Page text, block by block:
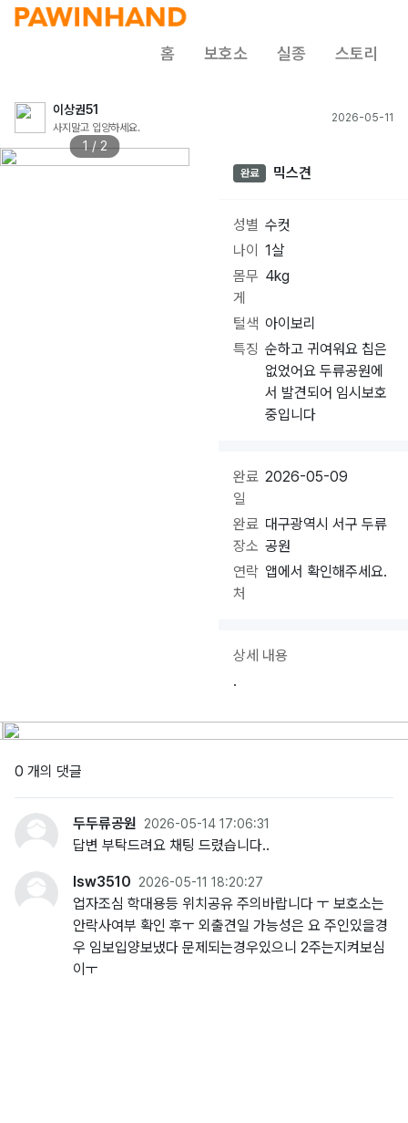
홈 보호소 실종 스토리
이상권51
사지말고 입양하세요.
2026-05-11
1 / 2
완료 믹스견
성별 수컷
나이
1살
몸무
게
4kg
털색 아이보리
특징 순하고 귀여워요 칩은
없었어요 두류공원에
서 발견되어 임시보호
중입니다
완료
일
2026-05-09
완료
장소
대구광역시 서구 두류
공원
연락
처
앱에서 확인해주세요.
상세 내용
.
0 개의 댓글
두두류공원 2026-05-14 17:06:31
답변 부탁드려요 채팅 드렸습니다..
lsw3510 2026-05-11 18:20:27
업자조심 학대용등 위치공유 주의바랍니다 ㅜ 보호소는
안락사여부 확인 후ㅜ 외출견일 가능성은 요 주인있을경
우 임보입양보냈다 문제되는경우있으니 2주는지켜보심
이ㅜ